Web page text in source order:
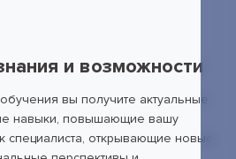
и возможности
вы получите актуальные
навыки, повышающие вашу
специалиста, открывающие новые